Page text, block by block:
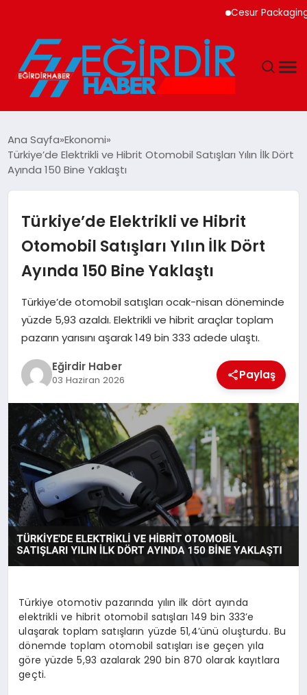
Cesur Packaging,
EĞITIM
MAGAZIN
SIYASET
SPOR
TEKNOLOJI
YAŞAM
Ana Sayfa Ekonomi
Türkiye’de Elektrikli ve Hibrit Otomobil Satışları Yılın İlk Dört
Ayında 150 Bine Yaklaştı
Türkiye’de Elektrikli ve Hibrit
Otomobil Satışları Yılın İlk Dört
Ayında 150 Bine Yaklaştı
Türkiye’de otomobil satışları ocak-nisan döneminde
yüzde 5,93 azaldı. Elektrikli ve hibrit araçlar toplam
pazarın yarısını aşarak 149 bin 333 adede ulaştı.
Eğirdir Haber
03 Haziran 2026 Paylaş
Türkiye otomotiv pazarında yılın ilk dört ayında
elektrikli ve hibrit otomobil satışları 149 bin 333’e
ulaşarak toplam satışların yüzde 51,4’ünü oluşturdu. Bu
dönemde toplam otomobil satışları ise geçen yıla
göre yüzde 5,93 azalarak 290 bin 870 olarak kayıtlara
geçti.